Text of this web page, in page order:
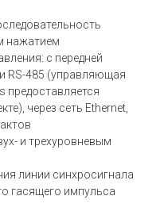
нажатием
с передней
RS-485 (управляющая
предоставляется
через сеть Ethernet,
и трехуровневым
линии синхросигнала
гасящего импульса